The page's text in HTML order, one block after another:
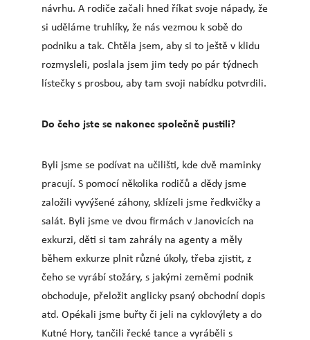
návrhu. A rodiče začali hned říkat svoje nápady, že
si uděláme truhlíky, že nás vezmou k sobě do
podniku a tak. Chtěla jsem, aby si to ještě v klidu
rozmysleli, poslala jsem jim tedy po pár týdnech
lístečky s prosbou, aby tam svoji nabídku potvrdili.
Do čeho jste se nakonec společně pustili?
Byli jsme se podívat na učilišti, kde dvě maminky
pracují. S pomocí několika rodičů a dědy jsme
založili vyvýšené záhony, sklízeli jsme ředkvičky a
salát. Byli jsme ve dvou firmách v Janovicích na
exkurzi, děti si tam zahrály na agenty a měly
během exkurze plnit různé úkoly, třeba zjistit, z
čeho se vyrábí stožáry, s jakými zeměmi podnik
obchoduje, přeložit anglicky psaný obchodní dopis
atd. Opékali jsme buřty či jeli na cyklovýlety a do
Kutné Hory, tančili řecké tance a vyráběli s